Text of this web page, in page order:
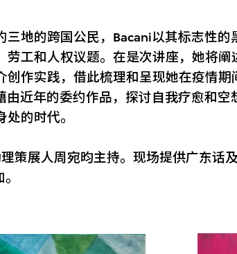
地的跨国公民，Bacani以其标志性的
工和人权议题。在是次讲座，她将阐
作实践，借此梳理和呈现她在疫情期
由近年的委约作品，探讨自我疗愈和空
的时代。
策展人周宛昀主持。现场提供广东话